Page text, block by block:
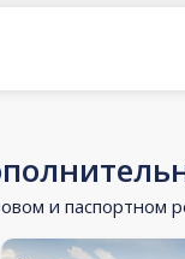
и паспортном